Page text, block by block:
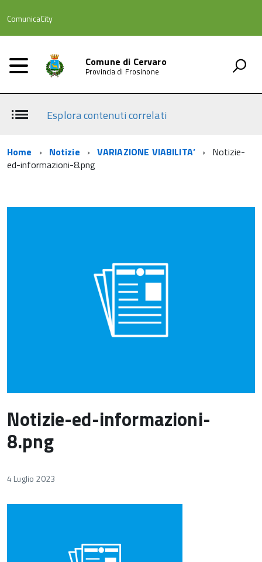
ComunicaCity
Comune di Cervaro
Provincia di Frosinone
Esplora contenuti correlati
Home Notizie VARIAZIONE VIABILITA’
Notizie-
ed-informazioni-8.png
Notizie-ed-informazioni-
8.png
4 Luglio 2023